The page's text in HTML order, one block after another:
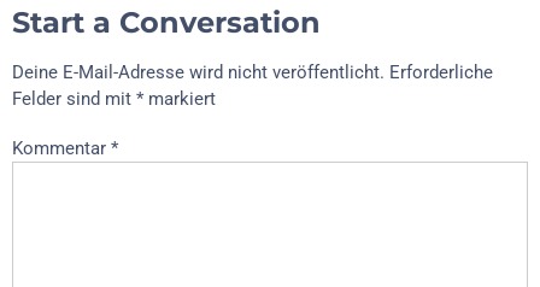
Start a Conversation
Deine E-Mail-Adresse wird nicht veröffentlicht. Erforderliche
Felder sind mit * markiert
Kommentar *